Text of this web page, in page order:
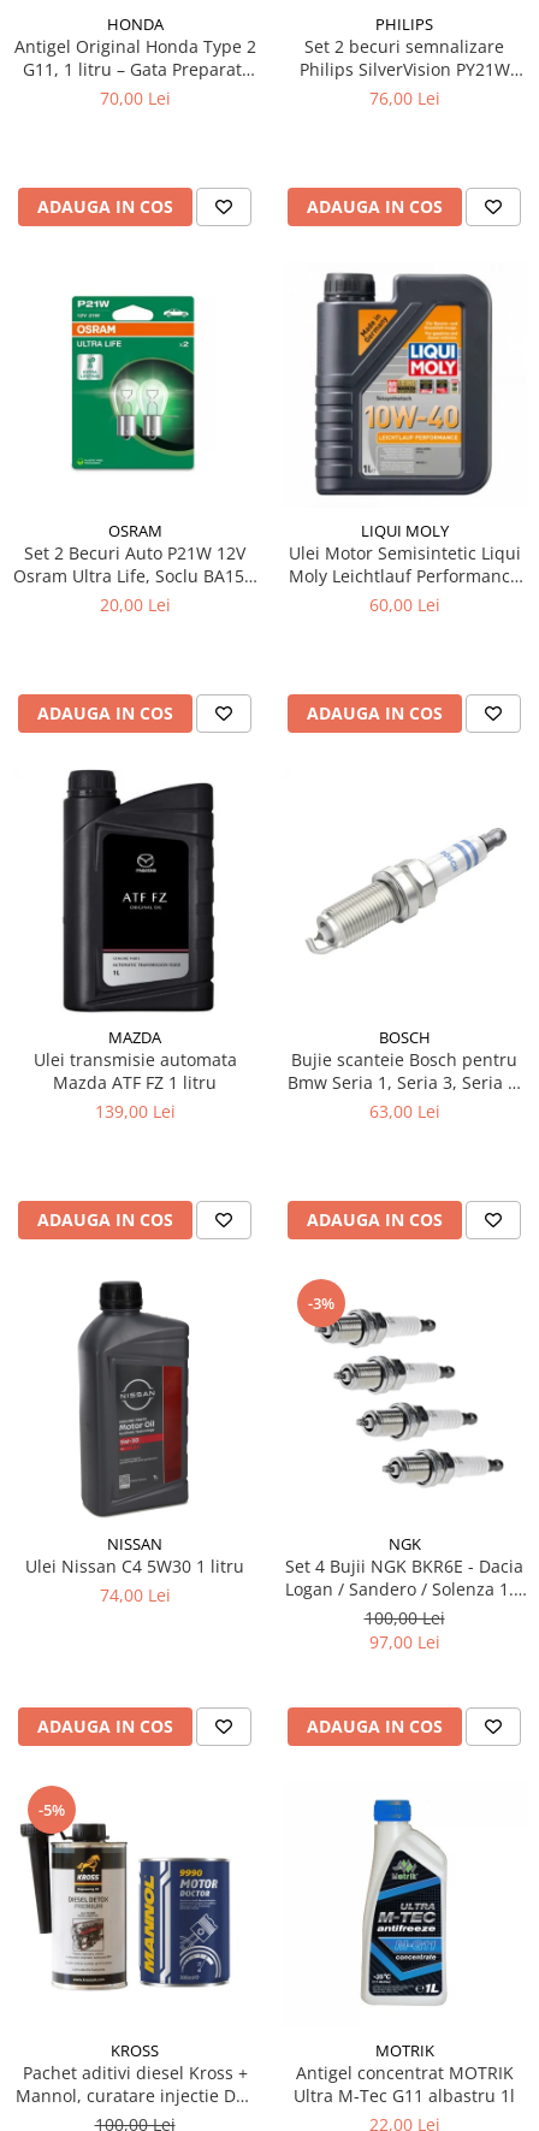
Odorizante Auto
Parfum Original
HONDA
Antigel Original Honda Type 2
G11, 1 litru – Gata Preparat,
All Season, Protecție -36°C
70,00 Lei
ADAUGA IN COS
PHILIPS
Set 2 becuri semnalizare
Philips SilverVision PY21W
BAU15s 12V 21W
76,00 Lei
ADAUGA IN COS
OSRAM
Set 2 Becuri Auto P21W 12V
Osram Ultra Life, Soclu BA15s,
Durata de Viata Extinsa (4x),
20,00 Lei
ADAUGA IN COS
LIQUI MOLY
Ulei Motor Semisintetic Liqui
Moly Leichtlauf Performance
10W-40 1 litru
60,00 Lei
ADAUGA IN COS
MAZDA
Ulei transmisie automata
Mazda ATF FZ 1 litru
139,00 Lei
ADAUGA IN COS
BOSCH
Bujie scanteie Bosch pentru
Bmw Seria 1, Seria 3, Seria 5,
Seria 6, Seria 7, X1, X3, X5, Z4
63,00 Lei
ADAUGA IN COS
NISSAN
Ulei Nissan C4 5W30 1 litru
74,00 Lei
ADAUGA IN COS
-3%
NGK
Set 4 Bujii NGK BKR6E - Dacia
Logan / Sandero / Solenza 1.4
& 1.6 MPI - Kit Complet
100,00 Lei
97,00 Lei
ADAUGA IN COS
-5%
KROSS
Pachet aditivi diesel Kross +
Mannol, curatare injectie DPF
si stabilizare ulei
100,00 Lei
MOTRIK
Antigel concentrat MOTRIK
Ultra M-Tec G11 albastru 1l
22,00 Lei